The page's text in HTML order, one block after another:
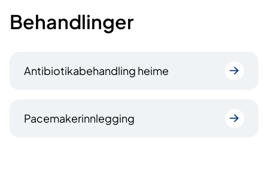
Behandlinger
Antibiotikabehandling heime
Pacemakerinnlegging